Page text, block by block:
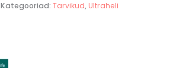
Kategooriad: Tarvikud, Ultraheli